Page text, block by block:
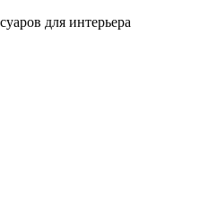
для интерьера